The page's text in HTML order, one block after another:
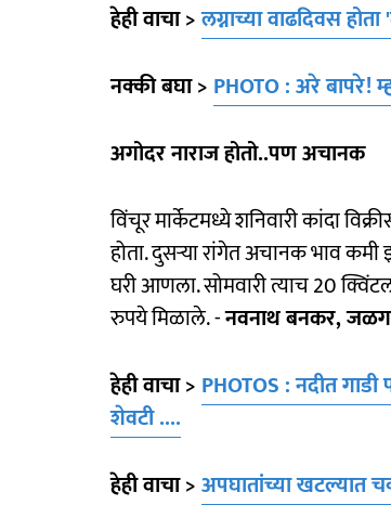
हेही वाचा >लग्नाच्या वाढदिवस
नक्की बघा > PHOTO : अरे बापरे!
अगोदर नाराज होतो..पण अचानक
विंचूर मार्केटमध्ये शनिवारी कांदा
होता. दुसऱ्या रांगेत अचानक भाव कमी
घरी आणला. सोमवारी त्याच 20
रुपये मिळाले. -नवनाथ बनकर,
हेही वाचा > PHOTOS : नदीत
शेवटी ....
हेही वाचा >अपघातांच्या खटल्यात